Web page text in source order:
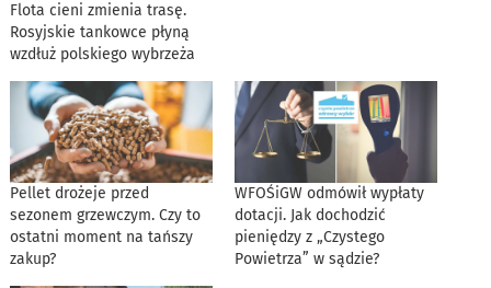
Flota cieni zmienia trasę.
Rosyjskie tankowce płyną
wzdłuż polskiego wybrzeża
Pellet drożeje przed
sezonem grzewczym. Czy to
ostatni moment na tańszy
zakup?
WFOŚiGW odmówił wypłaty
dotacji. Jak dochodzić
pieniędzy z „Czystego
Powietrza” w sądzie?